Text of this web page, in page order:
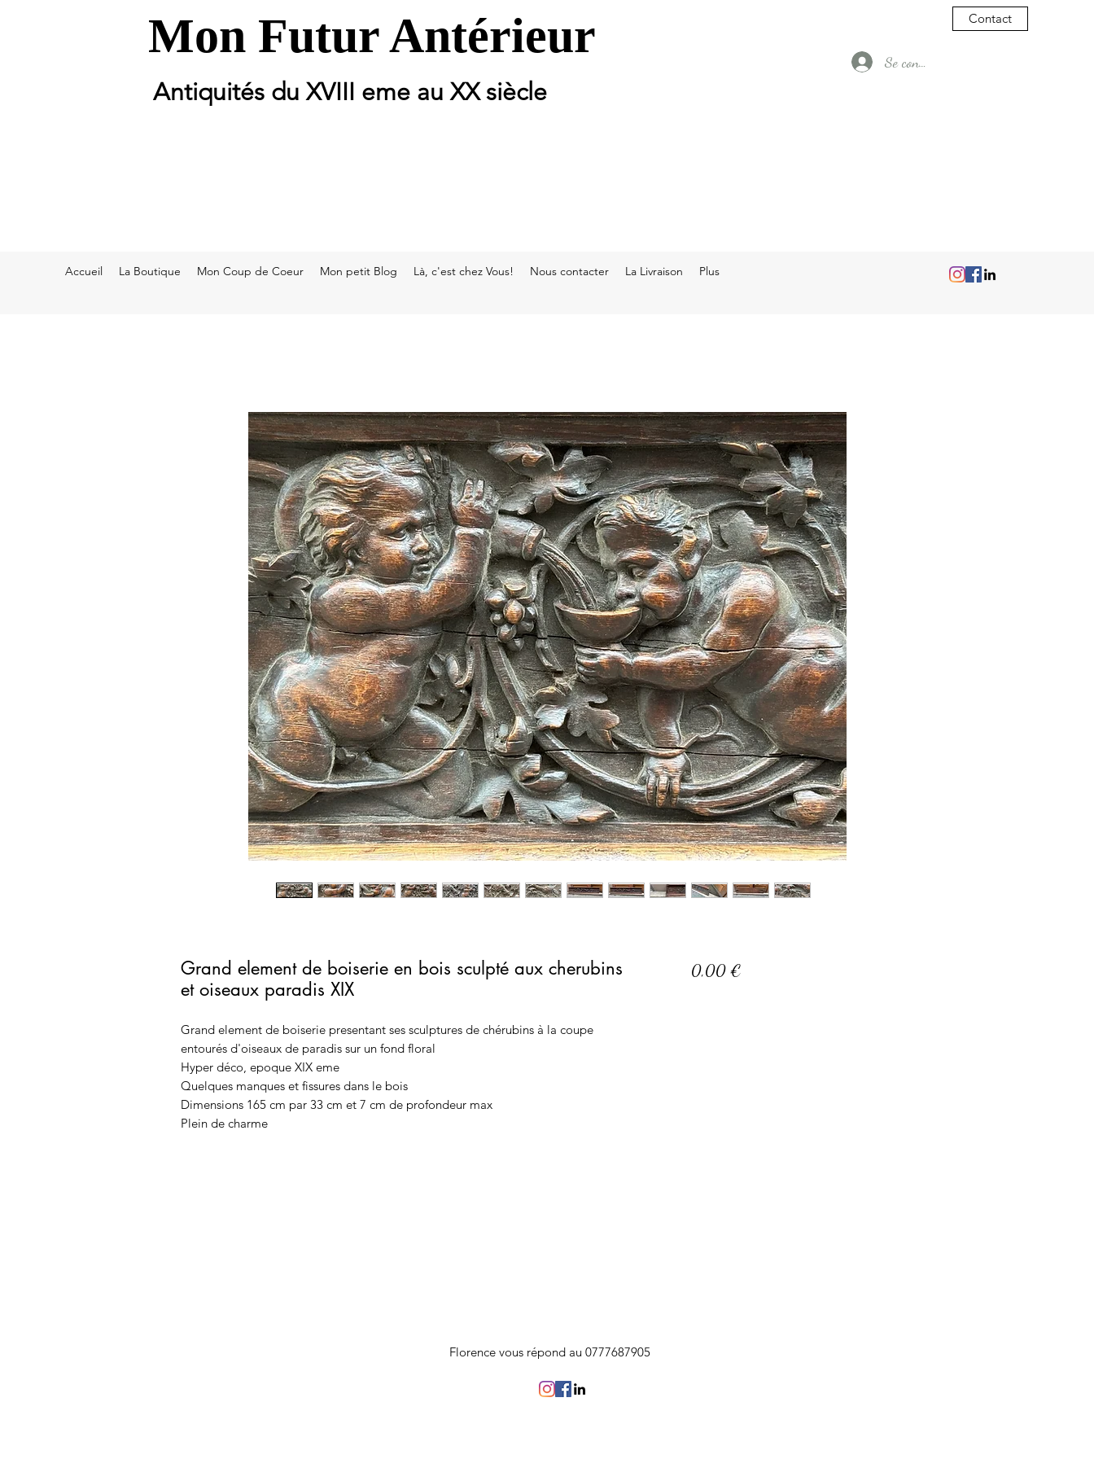
Mon Futur Antérieur
Antiquités du XVIII eme au XX siècle
Contact
Se connecter
Accueil La Boutique Mon Coup de Coeur Mon petit Blog Là, c'est chez Vous! Nous contacter La Livraison Plus
Grand element de boiserie en bois sculpté aux cherubins
et oiseaux paradis XIX
Grand element de boiserie presentant ses sculptures de chérubins à la coupe
entourés d'oiseaux de paradis sur un fond floral
Hyper déco, epoque XIX eme
Quelques manques et fissures dans le bois
Dimensions 165 cm par 33 cm et 7 cm de profondeur max
Plein de charme
0,00 €Prix
Florence vous répond au 0777687905